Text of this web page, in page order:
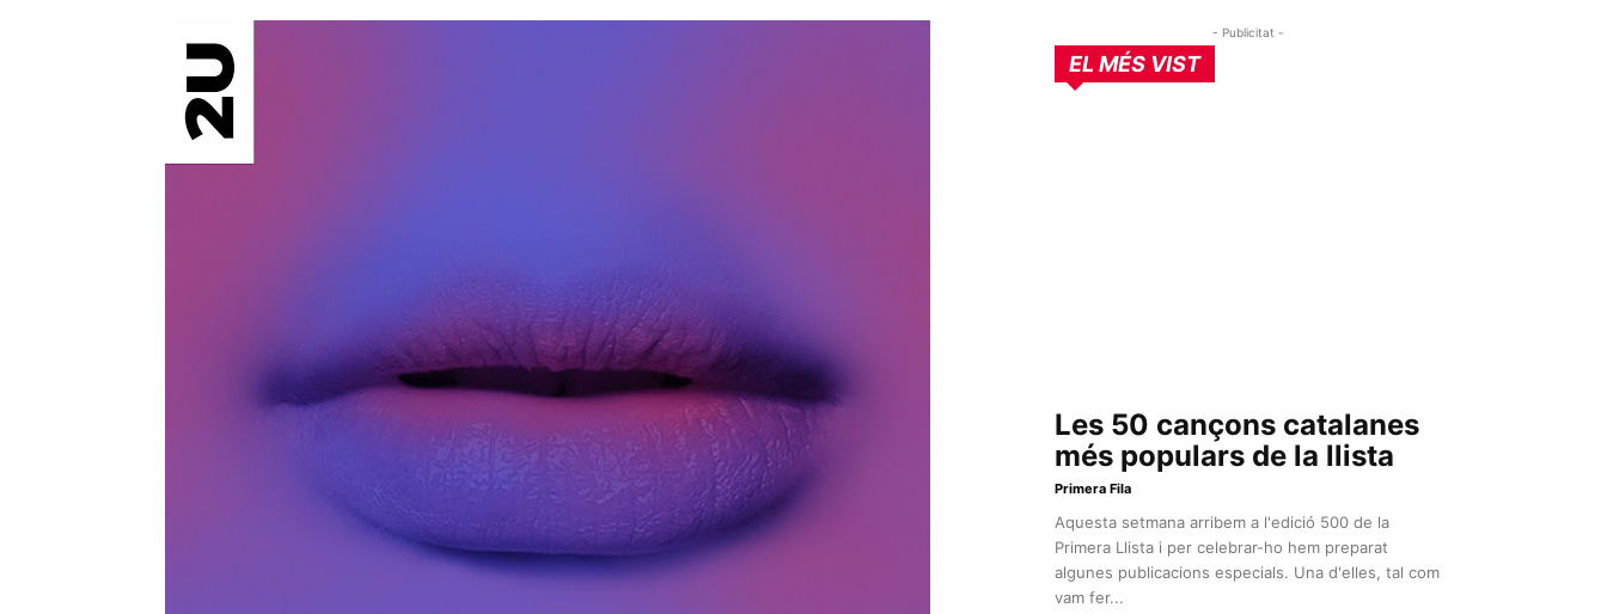
- Publicitat -
EL MÉS VIST
Les 50 cançons catalanes
més populars de la llista
Primera Fila
Aquesta setmana arribem a l'edició 500 de la
Primera Llista i per celebrar-ho hem preparat
algunes publicacions especials. Una d'elles, tal com
vam fer...